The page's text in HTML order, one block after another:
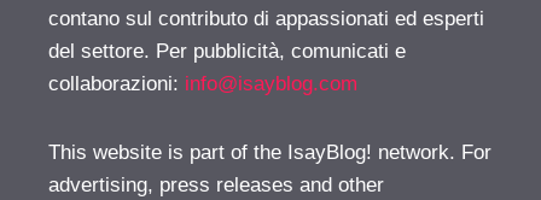
contano sul contributo di appassionati ed esperti
del settore. Per pubblicità, comunicati e
collaborazioni: info@isayblog.com
This website is part of the IsayBlog! network. For
advertising, press releases and other